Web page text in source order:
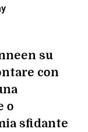
su
con
o
sfidante